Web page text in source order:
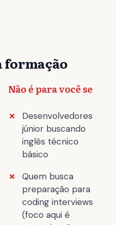
formação
Não é para você se
Desenvolvedores
júnior buscando
inglês técnico
básico
Quem busca
preparação para
coding interviews
(foco aqui é